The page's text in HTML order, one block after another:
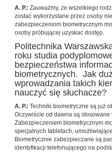
A. P.: Zauważmy, że wszelkiego
zostać wykorzystane przez osoby
zabezpieczeniom biometrycznym
osoby próbującej uzyskać dostęp.
Politechnika
roku studia
bezpieczeństwa
biometrycznych. Jak
wprowadzania takich
nauczyć się słuchacze?
A. P.: Techniki biometryczne są już
Oczywiście od dawna są
Zabezpieczeniem biometrycznym
specjalnych tabletach,
Biometrycznie zabezpieczane są
identyfikacji telefonującego na